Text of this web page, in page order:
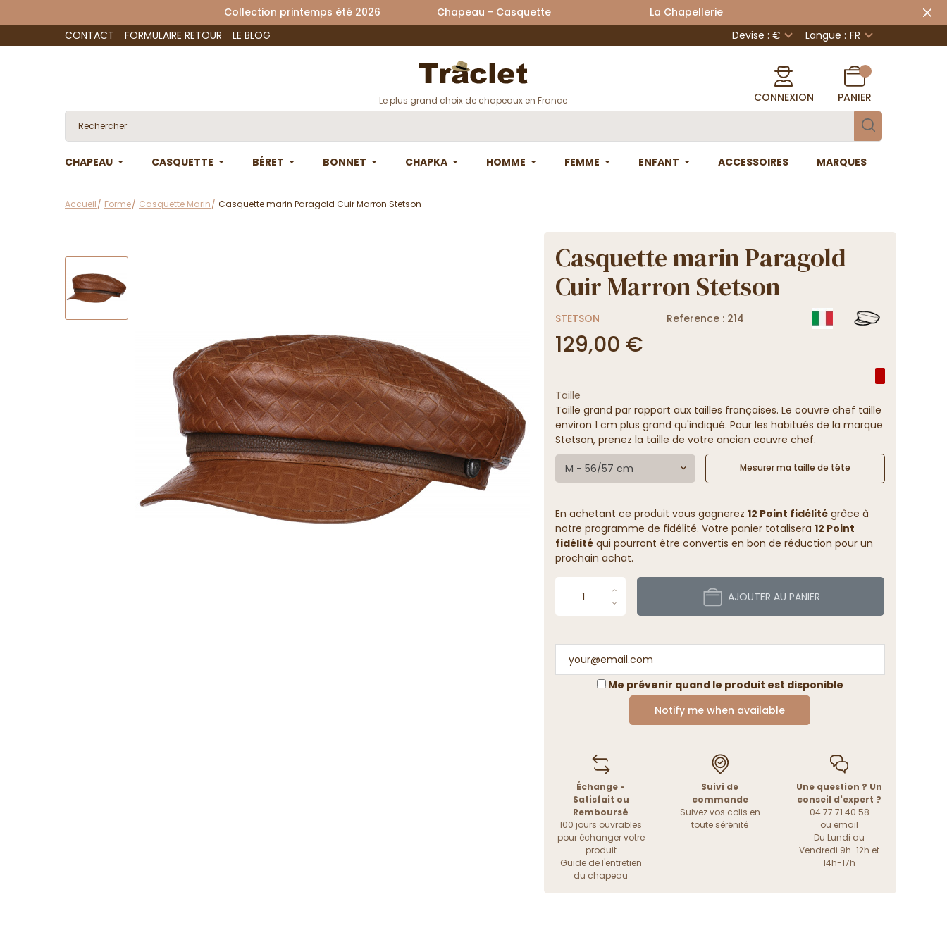
Collection printemps été 2026 Chapeau - Casquette La Chapellerie
CONTACT
FORMULAIRE RETOUR LE BLOG Devise : € Langue : FR
Le plus grand choix de chapeaux en France CONNEXION PANIER
CHAPEAU CASQUETTE BÉRET BONNET CHAPKA HOMME FEMME ENFANT ACCESSOIRES MARQUES
Accueil Forme Casquette Marin Casquette marin Paragold Cuir Marron Stetson
Casquette marin Paragold
Cuir Marron Stetson
STETSON Reference : 214
129,00 €
Taille
Taille grand par rapport aux tailles françaises. Le couvre chef taille
environ 1 cm plus grand qu'indiqué. Pour les habitués de la marque
Stetson, prenez la taille de votre ancien couvre chef.
M - 56/57 cm Mesurer ma taille de tête
En achetant ce produit vous gagnerez 12 Point fidélitégrâce à
notre programme de fidélité. Votre panier totalisera 12 Point
fidélitéqui pourront être convertis en bon de réduction pour un
prochain achat.
AJOUTER AU PANIER
Me prévenir quand le produit est disponible
Notify me when available
Échange -
Satisfait ou
Remboursé
100 jours ouvrables
pour échanger votre
produit
Guide de l'entretien
du chapeau
Suivi de
commande
Suivez vos colis en
toute sérénité
Une question ? Un
conseil d'expert ?
04 77 71 40 58
ou email
Du Lundi au
Vendredi 9h-12h et
14h-17h